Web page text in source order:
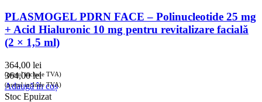
PLASMOGEL PDRN FACE – Polinucleotide 25 mg
+ Acid Hialuronic 10 mg pentru revitalizare facială
(2 × 1,5 ml)
364,00 lei
(prețul include TVA)
364,00lei
(prețul include TVA)
Adaugă în coș
Stoc Epuizat